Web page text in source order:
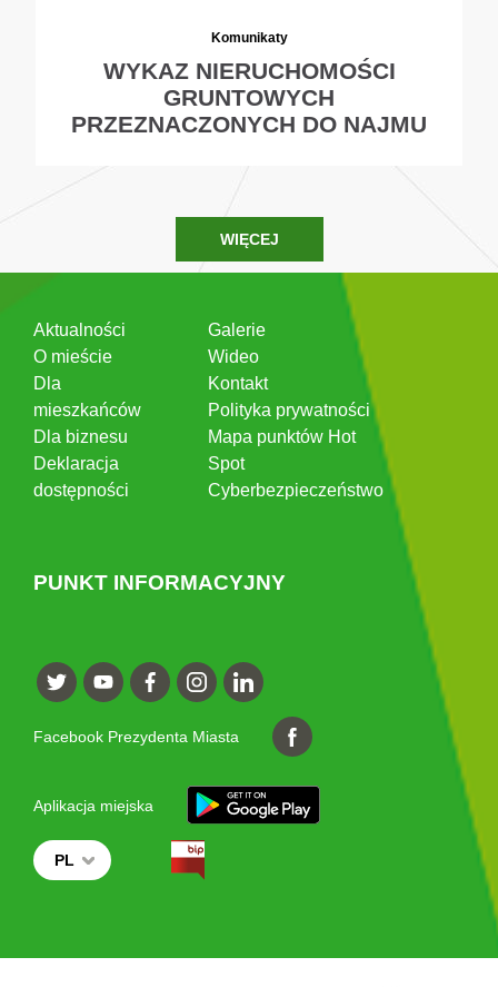
Komunikaty
WYKAZ NIERUCHOMOŚCI
GRUNTOWYCH
PRZEZNACZONYCH DO NAJMU
WIĘCEJ
Aktualności
O mieście
Dla
mieszkańców
Dla biznesu
Deklaracja
dostępności
Galerie
Wideo
Kontakt
Polityka prywatności
Mapa punktów Hot
Spot
Cyberbezpieczeństwo
PUNKT INFORMACYJNY
Facebook Prezydenta Miasta
Aplikacja miejska
PL